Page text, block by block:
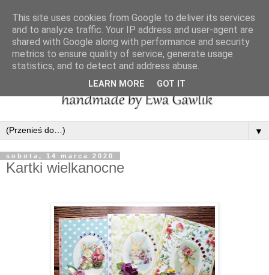
▼
sobota, 14 marca 2020
Kartki wielkanocne
This site uses cookies from Google to deliver its services
and to analyze traffic. Your IP address and user-agent are
shared with Google along with performance and security
metrics to ensure quality of service, generate usage
statistics, and to detect and address abuse.
LEARN MORE GOT IT